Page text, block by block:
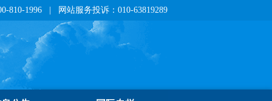
810-1996 | 网站服务投诉：010-63819289